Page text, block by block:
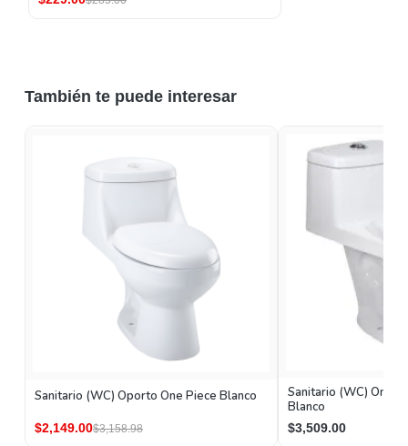
También te puede interesar
Sanitario (WC) Oporto One Piece Blanco
$2,149.00$3,158.98
Sanitario (WC) One
Blanco
$3,509.00